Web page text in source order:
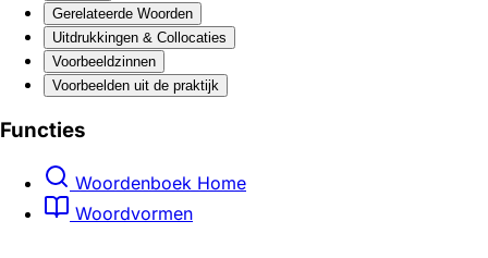
Gerelateerde Woorden
Uitdrukkingen & Collocaties
Voorbeeldzinnen
Voorbeelden uit de praktijk
Functies
Woordenboek Home
Woordvormen